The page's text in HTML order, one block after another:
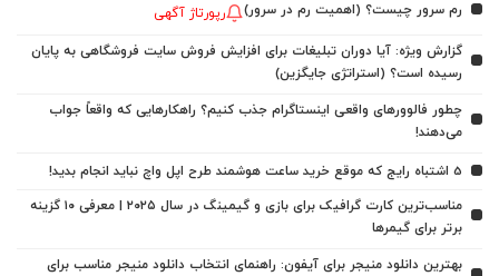
رم سرور چیست؟ (اهمیت رم در سرور) رپورتاژ آگهی
گزارش ویژه: آیا دوران تبلیغات برای افزایش فروش سایت فروشگاهی به پایان
رسیده است؟ (استراتژی جایگزین)
چطور فالوورهای واقعی اینستاگرام جذب کنیم؟ راهکارهایی که واقعاً جواب
می‌دهند!
5 اشتباه رایج که موقع خرید ساعت هوشمند طرح اپل واچ نباید انجام بدید!
مناسب‌ترین کارت گرافیک برای بازی و گیمینگ در سال ۲۰۲۵ | معرفی ۱۰ گزینه
برتر برای گیمرها
بهترین دانلود منیجر برای آیفون: راهنمای انتخاب دانلود منیجر مناسب برای